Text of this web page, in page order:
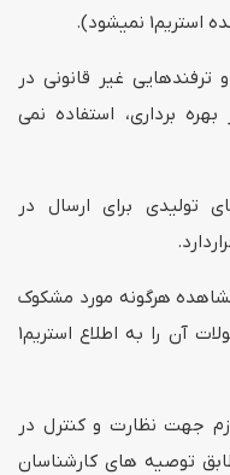
نمیشود).
ترفندهایی غیر قانونی در
برداری، استفاده نمی
تولیدی برای ارسال در
هرگونه مورد مشکوک
در روند بهره برداری از خدمات و محصولات آن را به اطلاع استریم1
جهت نظارت و کنترل در
توصیه های کارشناسان